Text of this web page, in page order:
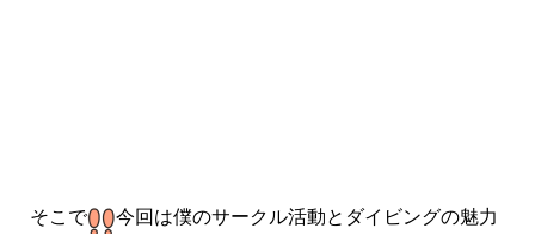
そこで
今回は僕のサークル活動とダイビングの魅力